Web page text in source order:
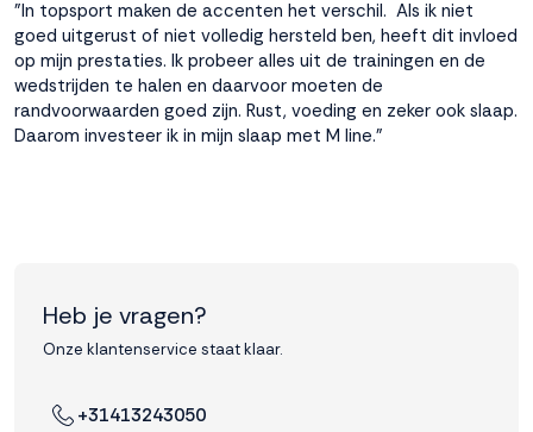
legitiem en belangrijk,
anoniem. Meer
weten? Lees Bekijk
dit overzichtvoor
alle
cookieinstellingen en
Weigeren? Dan
plaatsen we alleen
"In topsport maken de accenten het verschil. Als ik niet
goed uitgerust of niet volledig hersteld ben, heeft dit invloed
op mijn prestaties. Ik probeer alles uit de trainingen en de
wedstrijden te halen en daarvoor moeten de
randvoorwaarden goed zijn. Rust, voeding en zeker ook slaap.
Daarom investeer ik in mijn slaap met M line."
Heb je vragen?
Onze klantenservice staat klaar.
+31413243050